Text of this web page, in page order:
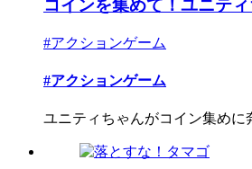
コインを集めて！ユニテ
#アクションゲーム
#アクションゲーム
ユニティちゃんがコイン集め